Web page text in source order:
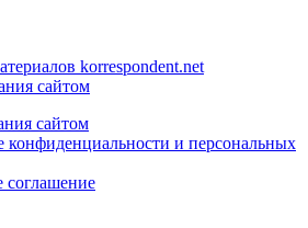
korrespondent.net
сайтом
сайтом
конфиденциальности и персональных
соглашение